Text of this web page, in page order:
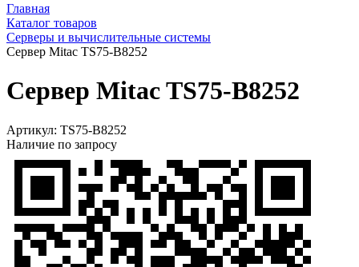
Главная
Каталог товаров
Серверы и вычислительные системы
Сервер Mitac TS75-B8252
Сервер Mitac TS75-B8252
Артикул: TS75-B8252
Наличие по запросу